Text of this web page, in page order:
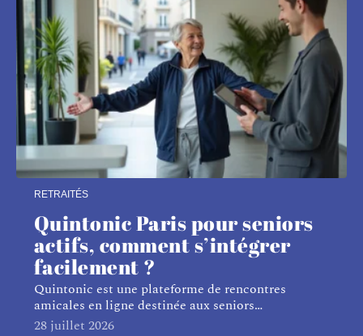
RETRAITÉS
Quintonic Paris pour seniors
actifs, comment s’intégrer
facilement ?
Quintonic est une plateforme de rencontres
amicales en ligne destinée aux seniors…
28 juillet 2026